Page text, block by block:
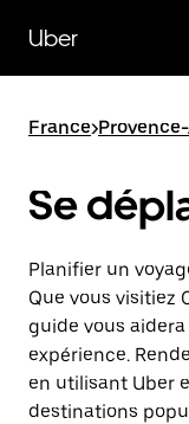
contenu
principal
Uber
France>
Se
Planifier un
Que vous visitiez
guide vous
expérience.
en utilisant Uber
destinations